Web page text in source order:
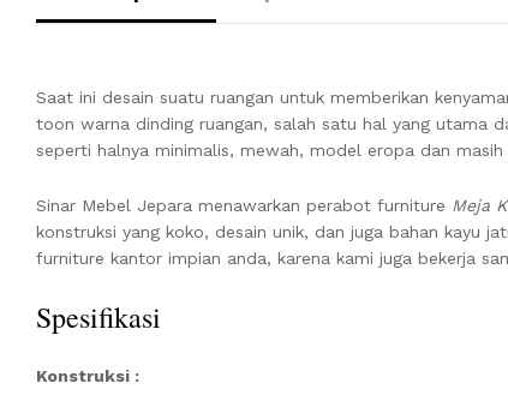
Saat ini desain suatu ruangan untuk memberikan
toon warna dinding ruangan, salah satu hal yang utama
seperti halnya minimalis, mewah, model eropa dan
Sinar Mebel Jepara menawarkan perabot furniture Meja
konstruksi yang koko, desain unik, dan juga bahan kayu
furniture kantor impian anda, karena kami juga bekerja
Spesifikasi
Konstruksi :